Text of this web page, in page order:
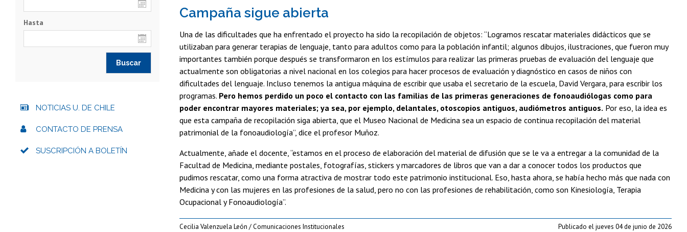
Campaña sigue abierta
Una de las dificultades que ha enfrentado el proyecto ha sido la recopilación de objetos: “Logramos rescatar materiales didácticos que se
utilizaban para generar terapias de lenguaje, tanto para adultos como para la población infantil; algunos dibujos, ilustraciones, que fueron muy
importantes también porque después se transformaron en los estímulos para realizar las primeras pruebas de evaluación del lenguaje que
actualmente son obligatorias a nivel nacional en los colegios para hacer procesos de evaluación y diagnóstico en casos de niños con
dificultades del lenguaje. Incluso tenemos la antigua máquina de escribir que usaba el secretario de la escuela, David Vergara, para escribir los
programas. Pero hemos perdido un poco el contacto con las familias de las primeras generaciones de fonoaudiólogas como para
poder encontrar mayores materiales; ya sea, por ejemplo, delantales, otoscopios antiguos, audiómetros antiguos. Por eso, la idea es
que esta campaña de recopilación siga abierta, que el Museo Nacional de Medicina sea un espacio de continua recopilación del material
patrimonial de la fonoaudiología”, dice el profesor Muñoz.
Actualmente, añade el docente, “estamos en el proceso de elaboración del material de difusión que se le va a entregar a la comunidad de la
Facultad de Medicina, mediante postales, fotografías, stickers y marcadores de libros que van a dar a conocer todos los productos que
pudimos rescatar, como una forma atractiva de mostrar todo este patrimonio institucional. Eso, hasta ahora, se había hecho más que nada con
Medicina y con las mujeres en las profesiones de la salud, pero no con las profesiones de rehabilitación, como son Kinesiología, Terapia
Ocupacional y Fonoaudiología”.
Cecilia Valenzuela León / Comunicaciones Institucionales Publicado el jueves 04 de junio de 2026
Hasta
NOTICIAS U. DE CHILE
CONTACTO DE PRENSA
SUSCRIPCIÓN A BOLETÍN